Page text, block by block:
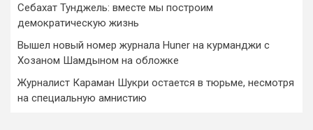
Себахат Тунджель: вместе мы построим
демократическую жизнь
Вышел новый номер журнала Huner на курманджи с
Хозаном Шамдыном на обложке
Журналист Караман Шукри остается в тюрьме, несмотря
на специальную амнистию